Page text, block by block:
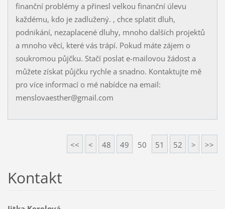
finanční problémy a přinesl velkou finanční úlevu
každému, kdo je zadlužený. , chce splatit dluh,
podnikání, nezaplacené dluhy, mnoho dalších projektů
a mnoho věcí, které vás trápí. Pokud máte zájem o
soukromou půjčku. Stačí poslat e-mailovou žádost a
můžete získat půjčku rychle a snadno. Kontaktujte mě
pro více informací o mé nabídce na email:
menslovaesther@gmail.com
<< < 48 49 50 51 52 > >>
Kontakt